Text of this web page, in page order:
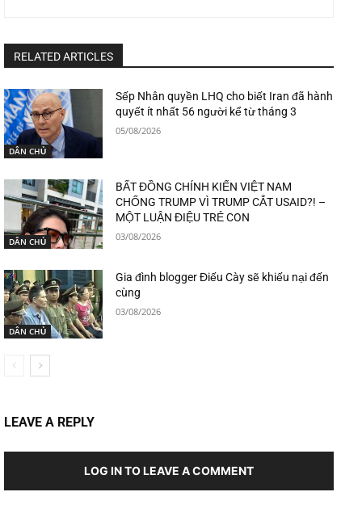
RELATED ARTICLES
DÂN CHỦ
Sếp Nhân quyền LHQ cho biết Iran đã hành
quyết ít nhất 56 người kể từ tháng 3
05/08/2026
DÂN CHỦ
BẤT ĐỒNG CHÍNH KIẾN VIỆT NAM
CHỐNG TRUMP VÌ TRUMP CẮT USAID?! –
MỘT LUẬN ĐIỆU TRẺ CON
03/08/2026
DÂN CHỦ
Gia đình blogger Điếu Cày sẽ khiếu nại đến
cùng
03/08/2026
LEAVE A REPLY
LOG IN TO LEAVE A COMMENT